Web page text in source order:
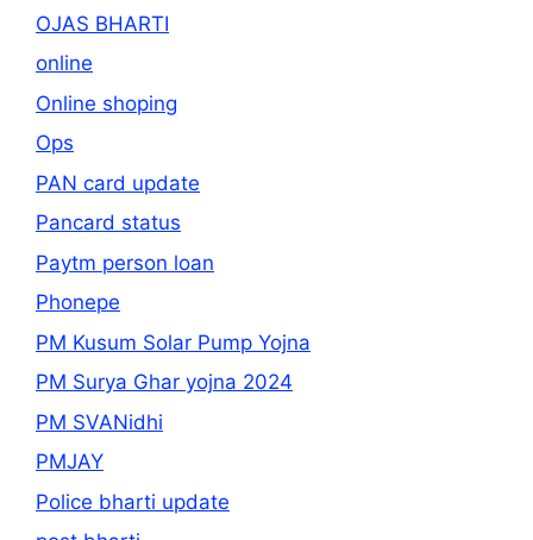
OJAS BHARTI
online
Online shoping
Ops
PAN card update
Pancard status
Paytm person loan
Phonepe
PM Kusum Solar Pump Yojna
PM Surya Ghar yojna 2024
PM SVANidhi
PMJAY
Police bharti update